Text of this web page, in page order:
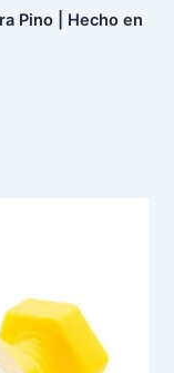
Pino | Hecho en